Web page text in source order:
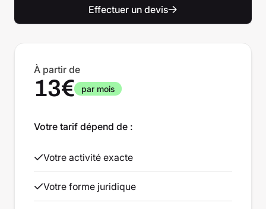
Effectuer un devis
À partir de
13€ par mois
Votre tarif dépend de :
Votre activité exacte
Votre forme juridique